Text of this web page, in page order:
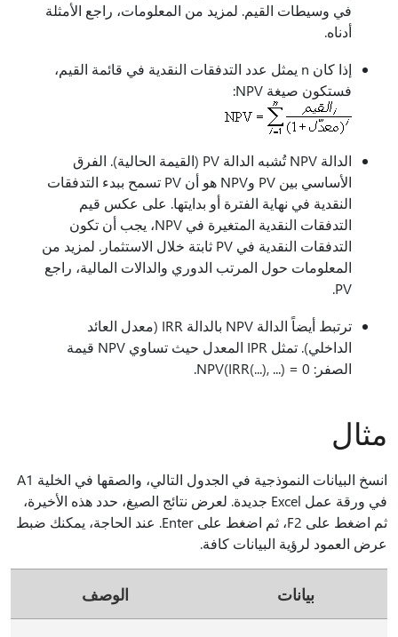
في وسيطات القيم. لمزيد من المعلومات، راجع الأمثلة
أدناه.
إذا كان n يمثل عدد التدفقات النقدية في قائمة القيم،
فستكون صيغة NPV:
الدالة NPV تُشبه الدالة PV (القيمة الحالية). الفرق
الأساسي بين PV وNPV هو أن PV تسمح ببدء التدفقات
النقدية في نهاية الفترة أو بدايتها. على عكس قيم
التدفقات النقدية المتغيرة في NPV، يجب أن تكون
التدفقات النقدية في PV ثابتة خلال الاستثمار. لمزيد من
المعلومات حول المرتب الدوري والدالات المالية، راجع
PV.
ترتبط أيضاً الدالة NPV بالدالة IRR (معدل العائد
الداخلي). تمثل IPR المعدل حيث تساوي NPV قيمة
الصفر: NPV(IRR(...), ...) = 0.
مثال
انسخ البيانات النموذجية في الجدول التالي، والصقها في الخلية A1
في ورقة عمل Excel جديدة. لعرض نتائج الصيغ، حدد هذه الأخيرة،
ثم اضغط على F2، ثم اضغط على Enter. عند الحاجة، يمكنك ضبط
عرض العمود لرؤية البيانات كافة.
بيانات الوصف